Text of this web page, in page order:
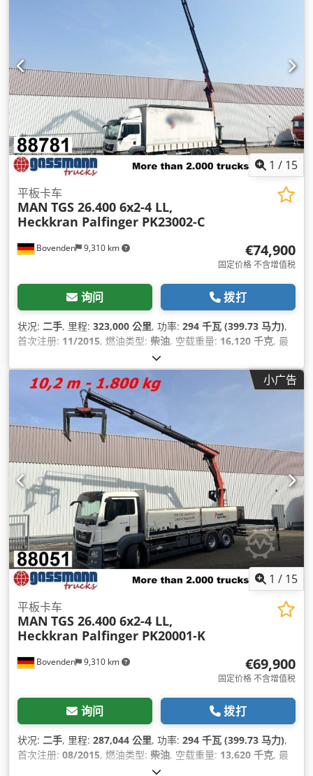
向, 定速巡航, 差速锁, 座椅加热器, 扰流板, 拖车连接装置, 牵引力
控制, 电子稳定程序 (ESP), 空调, 起重机, 车载电脑, 防抱死制动
1 / 15
Bovenden 9,310 km
平板卡车
MAN TGS 26.400 6x2-4 LL,
Heckkran Palfinger PK23002-C
€74,900
固定价格 不含增值税
询问 拨打
状况: 二手, 里程: 323,000 公里, 功率: 294 千瓦 (399.73 马力),
首次注册: 11/2015, 燃油类型: 柴油, 空载重量: 16,120 千克, 最
, 总重量:26,000 千克
315/70R22.5, 车轴配置:6x2, 轴距:5,100 毫米, 下次检验 (TÜV):
11/2025, 刹车:发动机制动, 颜色: 日间驾驶室, 齿
, 排放等级:
6,500 毫米, 装载空间宽度:
2,720 毫米, 设备:中央锁, 动力转向, 定速巡航, 差速锁, 座椅加热
器, 扰流板, 拖车连接装置, 牵引力控制, 电子稳定程序 (ESP), 空
调, 起重机, 车载电脑, 防抱死制动系统 (ABS), 雾灯, 驾驶室,
小广告
1 / 15
Bovenden 9,310 km
平板卡车
MAN TGS 26.400 6x2-4 LL,
Heckkran Palfinger PK20001-K
€69,900
固定价格 不含增值税
询问 拨打
状况: 二手, 里程: 287,044 公里, 功率: 294 千瓦 (399.73 马力),
首次注册: 08/2015, 燃油类型: 柴油, 空载重量: 13,620 千克, 最
, 总重量: